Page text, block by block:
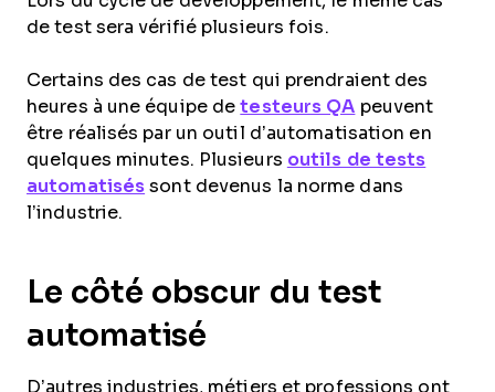
de test sera vérifié plusieurs fois.
Certains des cas de test qui prendraient des
heures à une équipe detesteurs QA peuvent
être réalisés par un outil d’automatisation en
quelques minutes. Plusieurs outils de tests
automatisés sont devenus la norme dans
l’industrie.
Le côté obscur du test
automatisé
D’autres industries, métiers et professions ont